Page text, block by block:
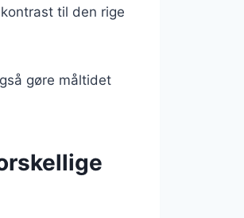
til den rige
gøre måltidet